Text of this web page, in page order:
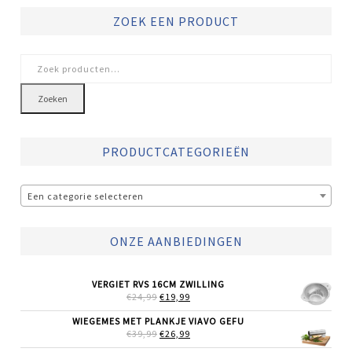
ZOEK EEN PRODUCT
naar:
Zoeken
PRODUCTCATEGORIEËN
Een categorie selecteren
ONZE AANBIEDINGEN
VERGIET RVS 16CM ZWILLING
€24,99 OORSPRONKELIJKE
WAS:
€24,99.
€19,99
IS:
WIEGEMES MET PLANKJE VIAVO GEFU
€39,99 OORSPRONKELIJKE
€26,99